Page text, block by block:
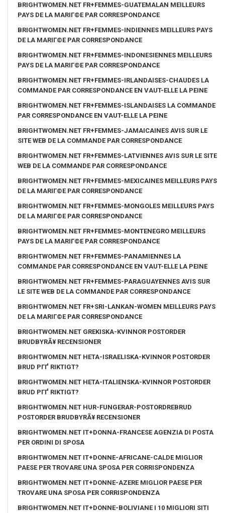
BRIGHTWOMEN.NET FR+FEMMES-GUATEMALAN MEILLEURS
PAYS DE LA MARIГ©E PAR CORRESPONDANCE
BRIGHTWOMEN.NET FR+FEMMES-INDIENNES MEILLEURS PAYS
DE LA MARIГ©E PAR CORRESPONDANCE
BRIGHTWOMEN.NET FR+FEMMES-INDONESIENNES MEILLEURS
PAYS DE LA MARIГ©E PAR CORRESPONDANCE
BRIGHTWOMEN.NET FR+FEMMES-IRLANDAISES-CHAUDES LA
COMMANDE PAR CORRESPONDANCE EN VAUT-ELLE LA PEINE
BRIGHTWOMEN.NET FR+FEMMES-ISLANDAISES LA COMMANDE
PAR CORRESPONDANCE EN VAUT-ELLE LA PEINE
BRIGHTWOMEN.NET FR+FEMMES-JAMAICAINES AVIS SUR LE
SITE WEB DE LA COMMANDE PAR CORRESPONDANCE
BRIGHTWOMEN.NET FR+FEMMES-LATVIENNES AVIS SUR LE SITE
WEB DE LA COMMANDE PAR CORRESPONDANCE
BRIGHTWOMEN.NET FR+FEMMES-MEXICAINES MEILLEURS PAYS
DE LA MARIГ©E PAR CORRESPONDANCE
BRIGHTWOMEN.NET FR+FEMMES-MONGOLES MEILLEURS PAYS
DE LA MARIГ©E PAR CORRESPONDANCE
BRIGHTWOMEN.NET FR+FEMMES-MONTENEGRO MEILLEURS
PAYS DE LA MARIГ©E PAR CORRESPONDANCE
BRIGHTWOMEN.NET FR+FEMMES-PANAMIENNES LA
COMMANDE PAR CORRESPONDANCE EN VAUT-ELLE LA PEINE
BRIGHTWOMEN.NET FR+FEMMES-PARAGUAYENNES AVIS SUR
LE SITE WEB DE LA COMMANDE PAR CORRESPONDANCE
BRIGHTWOMEN.NET FR+SRI-LANKAN-WOMEN MEILLEURS PAYS
DE LA MARIГ©E PAR CORRESPONDANCE
BRIGHTWOMEN.NET GREKISKA-KVINNOR POSTORDER
BRUDBYRÃ¥ RECENSIONER
BRIGHTWOMEN.NET HETA-ISRAELISKA-KVINNOR POSTORDER
BRUD PГҐ RIKTIGT?
BRIGHTWOMEN.NET HETA-ITALIENSKA-KVINNOR POSTORDER
BRUD PГҐ RIKTIGT?
BRIGHTWOMEN.NET HUR-FUNGERAR-POSTORDREBRUD
POSTORDER BRUDBYRÃ¥ RECENSIONER
BRIGHTWOMEN.NET IT+DONNA-FRANCESE AGENZIA DI POSTA
PER ORDINI DI SPOSA
BRIGHTWOMEN.NET IT+DONNE-AFRICANE-CALDE MIGLIOR
PAESE PER TROVARE UNA SPOSA PER CORRISPONDENZA
BRIGHTWOMEN.NET IT+DONNE-AZERE MIGLIOR PAESE PER
TROVARE UNA SPOSA PER CORRISPONDENZA
BRIGHTWOMEN.NET IT+DONNE-BOLIVIANE I 10 MIGLIORI SITI